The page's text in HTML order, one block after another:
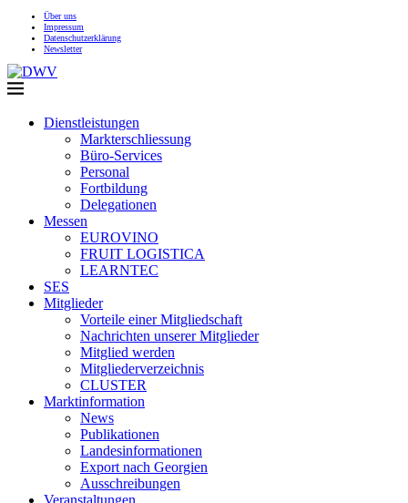
Über uns
Impressum
Datenschutzerklärung
Newsletter
Dienstleistungen
Markterschliessung
Büro-Services
Personal
Fortbildung
Delegationen
Messen
EUROVINO
FRUIT LOGISTICA
LEARNTEC
SES
Mitglieder
Vorteile einer Mitgliedschaft
Nachrichten unserer Mitglieder
Mitglied werden
Mitgliederverzeichnis
CLUSTER
Marktinformation
News
Publikationen
Landesinformationen
Export nach Georgien
Ausschreibungen
Veranstaltungen